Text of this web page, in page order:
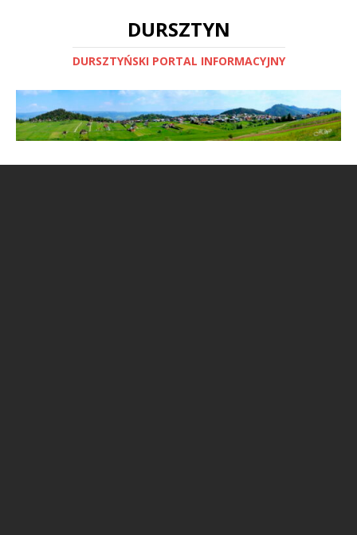
DURSZTYN
DURSZTYŃSKI PORTAL INFORMACYJNY